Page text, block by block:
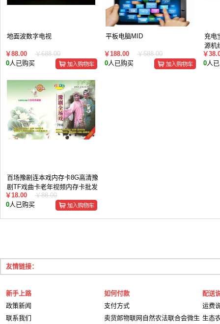
地面波数字电视
￥88.00
￥688.00
0人已购买
平板电脑MID
￥188.00
￥588.00
0人已购买
充电
源机
装取
看得
￥
0人
百场豫剧连本戏内存卡8G高清豫
剧TF戏曲卡老年视频内存卡批发
￥18.00
￥88.00
0人已购买
友情链接：
新手上路
政策新闻
联系我们
如何付款
支付方式
卖货郎物联网自然农法联合会微生
配送
运费
生态